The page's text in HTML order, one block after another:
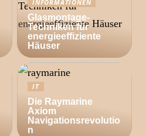
INFORMATIONEN
Glasmontage-
Techniken für
energieeffiziente
Häuser
IT
Die Raymarine
Axiom
Navigationsrevolutio
n